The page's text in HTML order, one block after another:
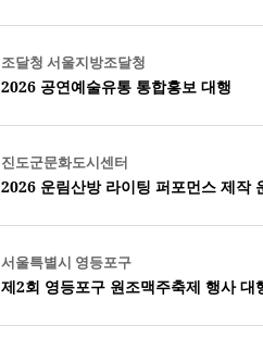
조달청 서울지방조달청
2026 공연예술유통 통합홍보 대행
진도군문화도시센터
2026 운림산방 라이팅 퍼포먼스 제작
서울특별시 영등포구
제2회 영등포구 원조맥주축제 행사 대